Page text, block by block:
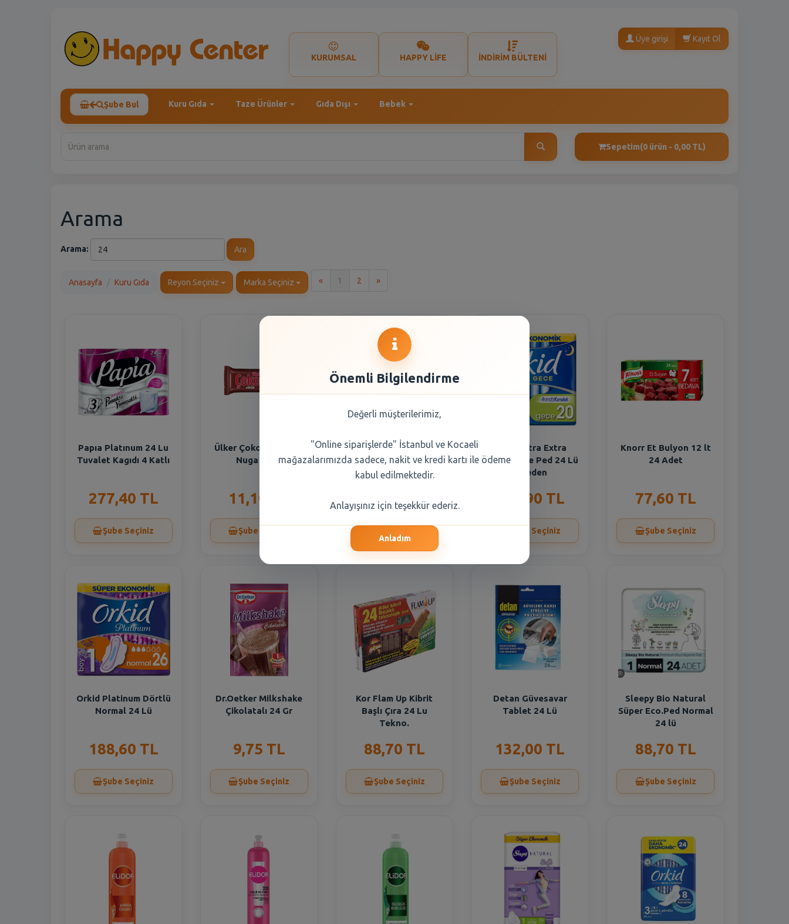
KURUMSAL HAPPY LİFE İNDİRİM BÜLTENİ
Üye girişi Kayıt Ol
Şube Bul Kuru Gıda Taze Ürünler Gıda Dışı Bebek
Sepetim(0 ürün - 0,00 TL)
Arama
Arama: Ara
Anasayfa Kuru Gıda Reyon Seçiniz Marka Seçiniz « 1 2 »Son
Papıa Platınum 24 Lu
Tuvalet Kagıdı 4 Katlı
277,40 TL
Şube Seçiniz
Ülker Çokomilk Sütlü
Nuga 24 gr
11,10 TL
Şube Seçiniz
Molped Ultra Süper
Eko Anatomik Normal
24 Lü
122,00 TL
Orkid Ultra Extra
Dörtlü Gece Ped 24 Lü
3 Beden
221,90 TL
Şube Seçiniz
Knorr Et Bulyon 12 lt
24 Adet
77,60 TL
Şube Seçiniz
Orkid Platinum Dörtlü
Normal 24 Lü
188,60 TL
Şube Seçiniz
Dr.Oetker Milkshake
Çikolatalı 24 Gr
9,75 TL
Şube Seçiniz
Kor Flam Up Kibrit
Başlı Çıra 24 Lu
Tekno.
88,70 TL
Şube Seçiniz
Detan Güvesavar
Tablet 24 Lü
132,00 TL
Şube Seçiniz
Sleepy Bio Natural
Süper Eco.Ped Normal
24 lü
88,70 TL
Şube Seçiniz
Önemli Bilgilendirme
Değerli müşterilerimiz,
"Online siparişlerde" İstanbul ve Kocaeli
mağazalarımızda sadece, nakit ve kredi kartı ile ödeme
kabul edilmektedir.
Anlayışınız için teşekkür ederiz.
Anladım